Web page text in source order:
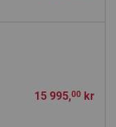
15 995,00kr